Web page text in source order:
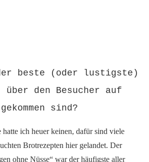
beste (oder lustigste)
den Besucher auf
sind?
ich heuer keinen, dafür sind viele
Brotrezepten hier gelandet. Der
ohne Nüsse“ war der häufigste aller